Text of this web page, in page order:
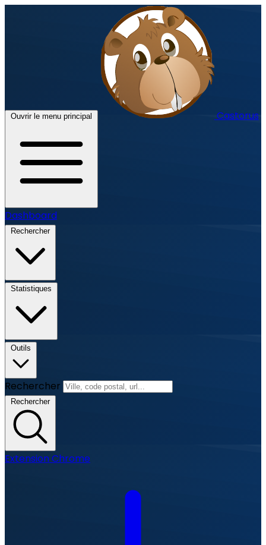
Ouvrir le menu principal Castorus
Dashboard
Rechercher
Statistiques
Outils
Rechercher
Rechercher
Extension Chrome